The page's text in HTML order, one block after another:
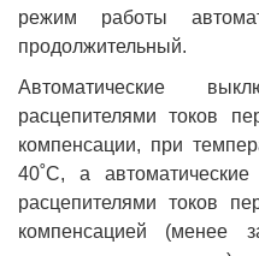
режим работы
продолжительный.
Автоматические
расцепителями токов
компенсации, при
40˚С, а
расцепителями токов
компенсацией (менее